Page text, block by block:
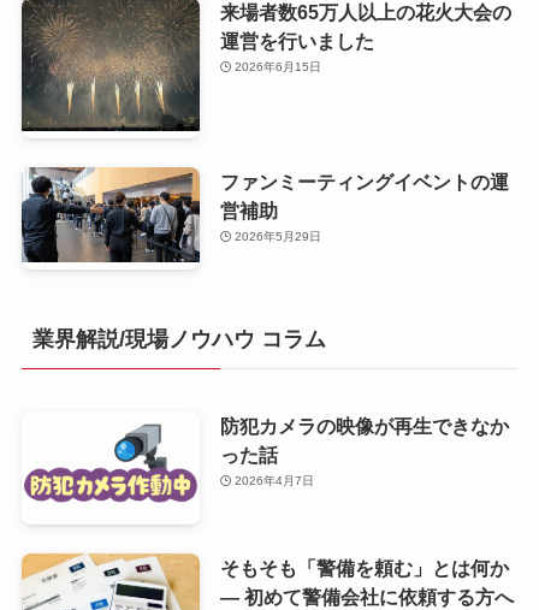
来場者数65万人以上の花火大会の
運営を行いました
2026年6月15日
ファンミーティングイベントの運
営補助
2026年5月29日
業界解説/現場ノウハウ コラム
防犯カメラの映像が再生できなか
った話
2026年4月7日
そもそも「警備を頼む」とは何か
— 初めて警備会社に依頼する方へ